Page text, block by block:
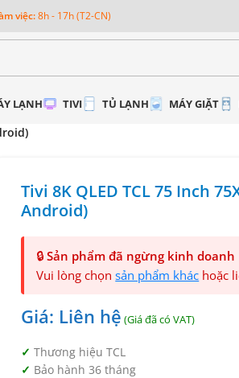
việc:8h - 17h (T2-CN)
LẠNH TIVI TỦ LẠNH MÁY GIẶT
Tivi 8K QLED TCL 75 Inch
Android)
🔒Sản phẩm đã ngừng kinh doanh
Vui lòng chọnsản phẩm khác hoặc
Giá: Liên hệ
Thương hiệu TCL
Bảo hành 36 tháng